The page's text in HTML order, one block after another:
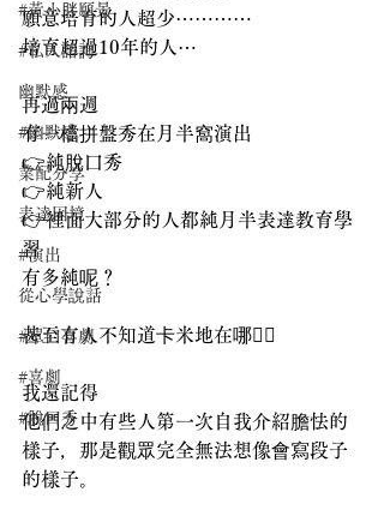
#黃小胖願景
#私人諮詢
幽默感
#幽默感
業配分享
表達困境
#演出
從心學說話
#單口喜劇
#喜劇
#脫口秀
願意培育的人超少⋯⋯⋯⋯
培育超過10年的人⋯
再過兩週
有一檔拼盤秀在月半窩演出
👉純脫口秀
👉純新人
👉裡面大部分的人都純月半表達教育學
習
有多純呢？
甚至有人不知道卡米地在哪🙂‍↔️
我還記得
他們之中有些人第一次自我介紹膽怯的
樣子，那是觀眾完全無法想像會寫段子
的樣子。